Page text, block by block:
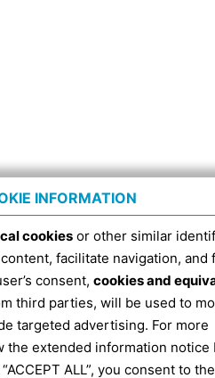
INFORMATION
cookies or other similar
facilitate navigation, and
consent, cookies and
third parties, will be used to
targeted advertising. For more
the extended information notice
ALL”, you consent to